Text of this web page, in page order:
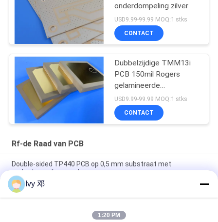
onderdompeling zilver
USD9.99-99.99 MOQ:1 stks
CONTACT
Dubbelzijdige TMM13i
PCB 150mil Rogers
gelamineerde
hoogfrequente circuits
USD9.99-99.99 MOQ:1 stks
CONTACT
Rf-de Raad van PCB
Double-sided TP440 PCB op 0,5 mm substraat met
onderdompeling goud
Dubbelzijdig CER-10 High-Frequency PCB 30mil Laminate
Immersion zilver
5 mil dik WL-CT300 PCB 2-laag zwart zijdeplaat Pure Gold
Ivy 邓
1:20 PM